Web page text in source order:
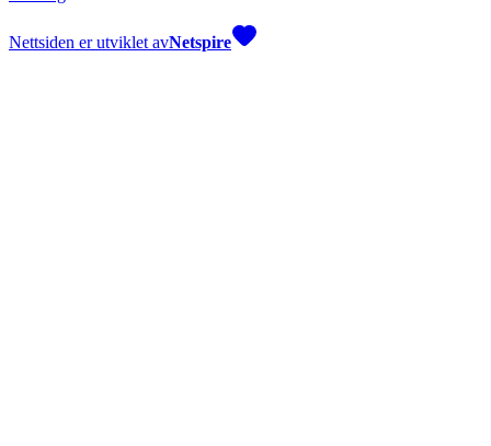
Nettsiden er utviklet avNetspire